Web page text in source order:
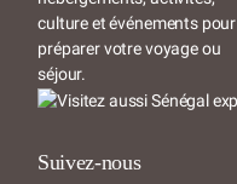
culture et événements pour
préparer votre voyage ou
séjour.
Suivez-nous